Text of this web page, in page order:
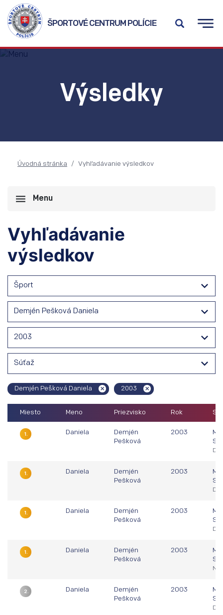
ŠPORTOVÉ CENTRUM POLÍCIE
Výsledky
Úvodná stránka Vyhľadávanie výsledkov
Menu
Vyhľadávanie
výsledkov
Šport
Demjén Pešková Daniela
2003
Súťaž
Demjén Pešková Daniela 2003
Miesto Meno Priezvisko Rok
1. Daniela
Demjén
Pešková
2003
1. Daniela
Demjén
Pešková
2003
1. Daniela
Demjén
Pešková
2003
1. Daniela
Demjén
Pešková
2003
2. Daniela
Demjén
Pešková
2003